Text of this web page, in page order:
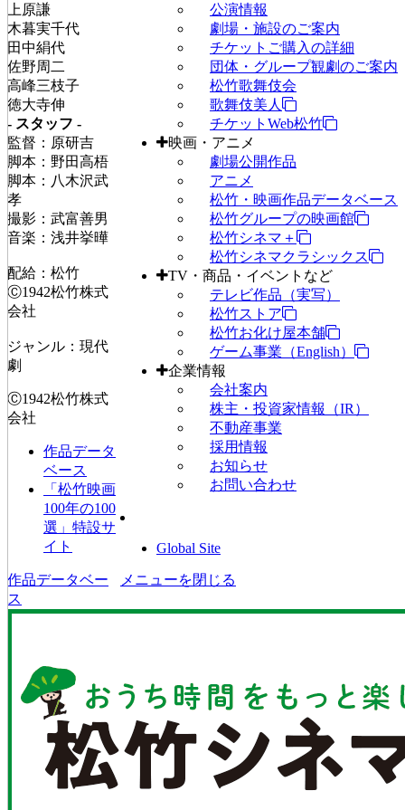
公演情報
劇場・施設のご案内
チケットご購入の詳細
団体・グループ観劇のご案内
松竹歌舞伎会
歌舞伎美人
チケットWeb松竹
映画・アニメ
劇場公開作品
アニメ
松竹・映画作品データベース
松竹グループの映画館
松竹シネマ＋
松竹シネマクラシックス
TV・商品・イベントなど
テレビ作品（実写）
松竹ストア
松竹お化け屋本舗
ゲーム事業（English）
企業情報
会社案内
株主・投資家情報（IR）
不動産事業
採用情報
お知らせ
お問い合わせ
Global Site
メニューを閉じる
上原謙
木暮実千代
田中絹代
佐野周二
高峰三枝子
徳大寺伸
- スタッフ -
監督：原研吉
脚本：野田高梧
脚本：八木沢武
孝
撮影：武富善男
音楽：浅井挙曄
配給：松竹
Ⓒ1942松竹株式
会社
ジャンル：現代
劇
Ⓒ1942松竹株式
会社
作品データ
ベース
「松竹映画
100年の100
選」特設サ
イト
作品データベー
ス